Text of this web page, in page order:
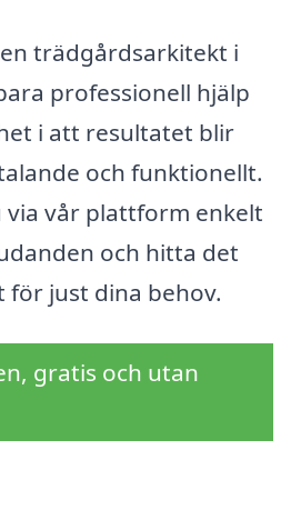
trädgårdsarkitekt i
professionell hjälp
i att resultatet blir
och funktionellt.
via vår plattform enkelt
och hitta det
just dina behov.
gratis och utan